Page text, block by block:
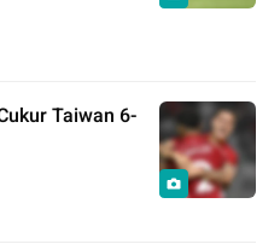
Taiwan 6-